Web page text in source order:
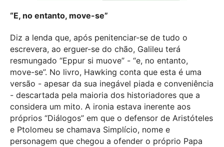
“E, no entanto, move-se”
Diz a lenda que, após penitenciar-se de tudo o
escrevera, ao erguer-se do chão, Galileu terá
resmungado “Eppur si muove” - “e, no entanto,
move-se”. No livro, Hawking conta que esta é uma
versão - apesar da sua inegável piada e conveniência
- descartada pela maioria dos historiadores que a
considera um mito. A ironia estava inerente aos
próprios “Diálogos” em que o defensor de Aristóteles
e Ptolomeu se chamava Simplício, nome e
personagem que chegou a ofender o próprio Papa